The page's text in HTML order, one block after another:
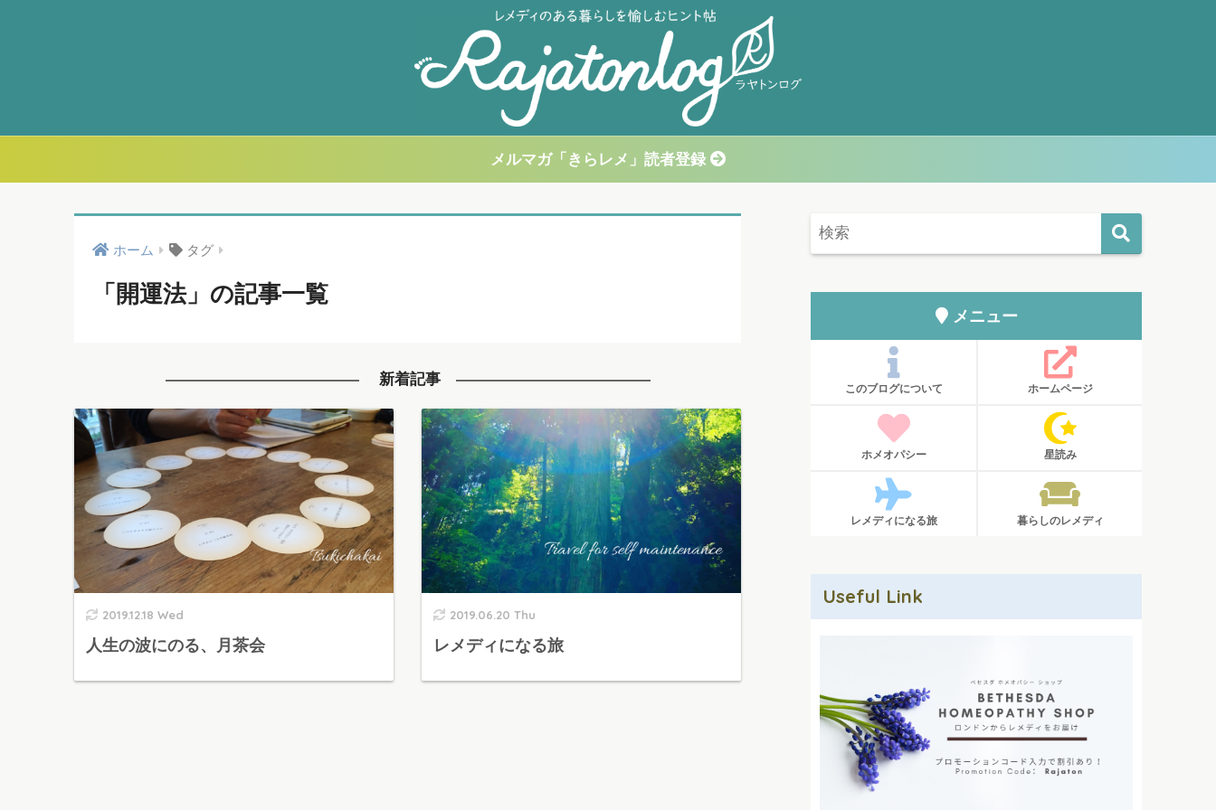
メルマガ「きらレメ」読者登録
ホーム タグ
「開運法」の記事一覧
新着記事
2019.12.18 Wed
人生の波にのる、月茶会
2019.06.20 Thu
レメディになる旅
メニュー
このブログについて ホームページ
ホメオパシー 星読み
レメディになる旅 暮らしのレメディ
Useful Link